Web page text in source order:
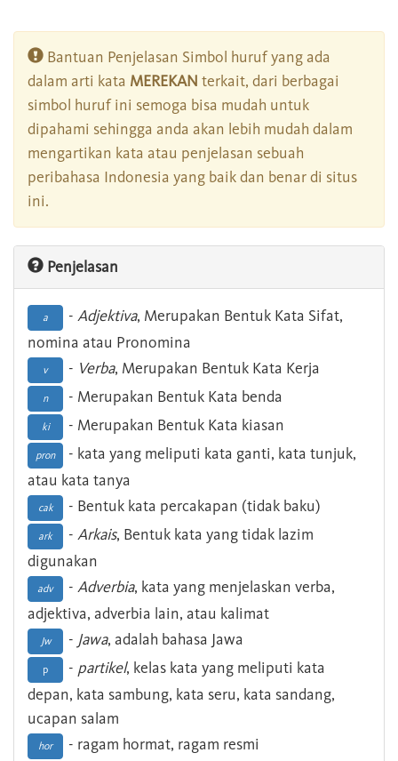
Bantuan Penjelasan Simbol huruf yang ada
dalam arti kata MEREKAN terkait, dari berbagai
simbol huruf ini semoga bisa mudah untuk
dipahami sehingga anda akan lebih mudah dalam
mengartikan kata atau penjelasan sebuah
peribahasa Indonesia yang baik dan benar di situs
ini.
Penjelasan
a - Adjektiva, Merupakan Bentuk Kata Sifat,
nomina atau Pronomina
v - Verba, Merupakan Bentuk Kata Kerja
n - Merupakan Bentuk Kata benda
ki - Merupakan Bentuk Kata kiasan
pron
- kata yang meliputi kata ganti, kata tunjuk,
atau kata tanya
cak - Bentuk kata percakapan (tidak baku)
ark - Arkais, Bentuk kata yang tidak lazim
digunakan
adv - Adverbia, kata yang menjelaskan verba,
adjektiva, adverbia lain, atau kalimat
Jw - Jawa, adalah bahasa Jawa
p - partikel, kelas kata yang meliputi kata
depan, kata sambung, kata seru, kata sandang,
ucapan salam
hor - ragam hormat, ragam resmi